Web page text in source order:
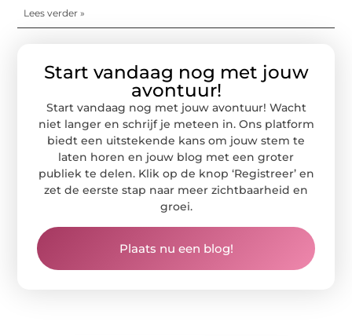
Lees verder »
Start vandaag nog met jouw
avontuur!
Start vandaag nog met jouw avontuur! Wacht
niet langer en schrijf je meteen in. Ons platform
biedt een uitstekende kans om jouw stem te
laten horen en jouw blog met een groter
publiek te delen. Klik op de knop ‘Registreer’ en
zet de eerste stap naar meer zichtbaarheid en
groei.
Plaats nu een blog!